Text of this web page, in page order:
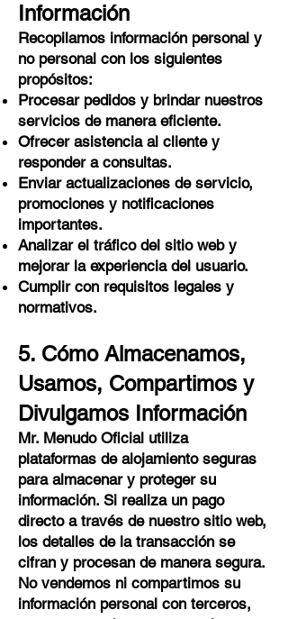
Información
Recopilamos información personal y
no personal con los siguientes
propósitos:
Procesar pedidos y brindar nuestros
servicios de manera eficiente.
Ofrecer asistencia al cliente y
responder a consultas.
Enviar actualizaciones de servicio,
promociones y notificaciones
importantes.
Analizar el tráfico del sitio web y
mejorar la experiencia del usuario.
Cumplir con requisitos legales y
normativos.
5. Cómo Almacenamos,
Usamos, Compartimos y
Divulgamos Información
Mr. Menudo Oficial utiliza
plataformas de alojamiento seguras
para almacenar y proteger su
información. Si realiza un pago
directo a través de nuestro sitio web,
los detalles de la transacción se
cifran y procesan de manera segura.
No vendemos ni compartimos su
información personal con terceros,